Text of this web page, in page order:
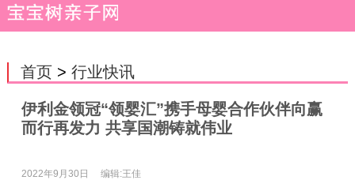
首页> 行业快讯
伊利金领冠“领婴汇”携手母婴合作伙伴向赢
而行再发力 共享国潮铸就伟业
2022年9月30日 编辑:王佳